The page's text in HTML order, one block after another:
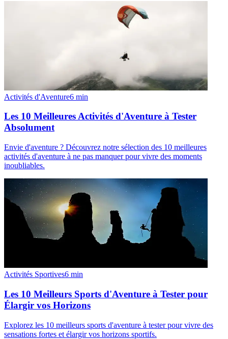
Activités d'Aventure6 min
Les 10 Meilleures Activités d'Aventure à Tester
Absolument
Envie d'aventure ? Découvrez notre sélection des 10 meilleures
activités d'aventure à ne pas manquer pour vivre des moments
inoubliables.
Activités Sportives6 min
Les 10 Meilleurs Sports d'Aventure à Tester pour
Élargir vos Horizons
Explorez les 10 meilleurs sports d'aventure à tester pour vivre des
sensations fortes et élargir vos horizons sportifs.